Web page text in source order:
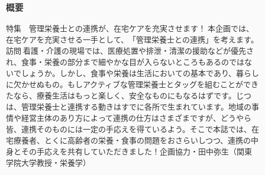
概要
特集 管理栄養士との連携が、在宅ケアを充実させます！ 本企画では、
在宅ケアを充実させる一手として、「管理栄養士との連携」を考えます。
訪問 看護・介護の現場では、医療処置や排泄・清潔の援助などが優先さ
れ、食事・栄養の部分まで細やかな目が入らないところもあるのではな
いでしょうか。しかし、食事や栄養は生活においての基本であり、暮らし
に欠かせぬもの。もしアクティブな管理栄養士とタッグを組むことができ
たなら、療養生活はもっと楽しく、安全なものにもなるはずです。じつ
は、管理栄養士と連携する動きはすでに各所で生まれています。地域の事
情や経営主体のあり方によって連携の仕方はさまざまですが、どうやら
皆、連携そのものには一定の手応えを得ているよう。そこで本誌では、在
宅療養者、とくに高齢者の栄養・食事の問題をおさらいしつつ、連携の中
身とその手応えを共有していただきました！企画協力・田中弥生（関東
学院大学教授・栄養学）